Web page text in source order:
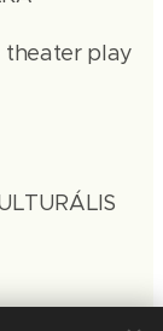
theater play